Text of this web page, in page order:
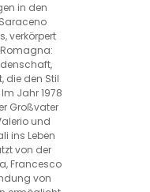
in den
verkörpert
die den Stil
Jahr 1978
Großvater
und
ins Leben
von der
Francesco
von